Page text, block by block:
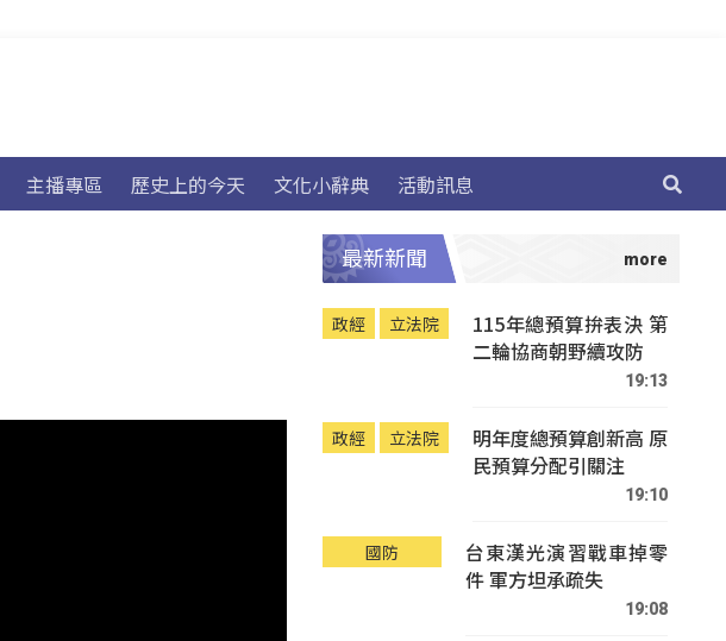
主播專區 歷史上的今天 文化小辭典 活動訊息
最新新聞
政經 立法院
115年總預算拚表決 第
二輪協商朝野續攻防
19:13
政經 立法院
明年度總預算創新高 原
民預算分配引關注
19:10
國防
台東漢光演習戰車掉零
件 軍方坦承疏失
19:08